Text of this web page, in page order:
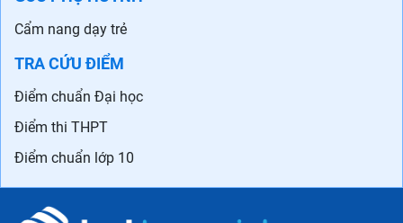
Trung tâm tư vấn Du học
Chứng chỉ tiếng Anh
Ngoại ngữ khác